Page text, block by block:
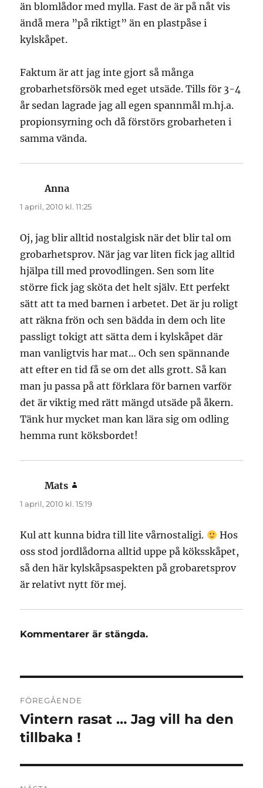
än blomlådor med mylla. Fast de är på nåt vis
ändå mera ”på riktigt” än en plastpåse i
kylskåpet.
Faktum är att jag inte gjort så många
grobarhetsförsök med eget utsäde. Tills för 3-4
år sedan lagrade jag all egen spannmål m.hj.a.
propionsyrning och då förstörs grobarheten i
samma vända.
Anna
1 april, 2010 kl. 11:25
Oj, jag blir alltid nostalgisk när det blir tal om
grobarhetsprov. När jag var liten fick jag alltid
hjälpa till med provodlingen. Sen som lite
större fick jag sköta det helt själv. Ett perfekt
sätt att ta med barnen i arbetet. Det är ju roligt
att räkna frön och sen bädda in dem och lite
passligt tokigt att sätta dem i kylskåpet där
man vanligtvis har mat… Och sen spännande
att efter en tid få se om det alls grott. Så kan
man ju passa på att förklara för barnen varför
det är viktig med rätt mängd utsäde på åkern.
Tänk hur mycket man kan lära sig om odling
hemma runt köksbordet!
Mats
1 april, 2010 kl. 15:19
Kul att kunna bidra till lite vårnostaligi.
Hos
oss stod jordlådorna alltid uppe på köksskåpet,
så den här kylskåpsaspekten på grobaretsprov
är relativt nytt för mej.
Kommentarer är stängda.
FÖREGÅENDE
Föregående
inlägg:
Vintern rasat … Jag vill ha den
tillbaka !